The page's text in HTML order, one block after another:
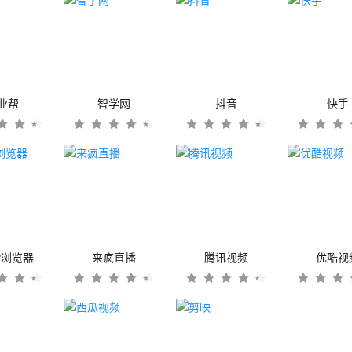
帮 智学网 抖音 快手
览器 来疯直播 腾讯视频 优酷视